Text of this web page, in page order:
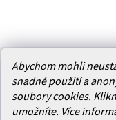
Abychom mohli
snadné použití a
soubory cookies.
umožníte. Více